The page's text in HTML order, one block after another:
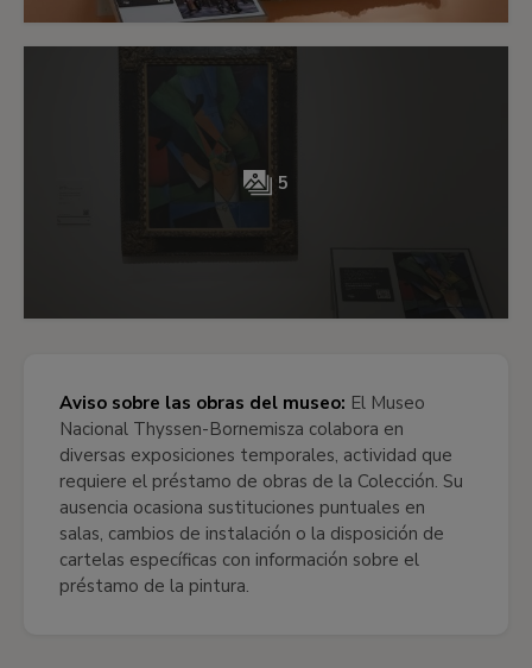
5
Aviso sobre las obras del museo: El Museo
Nacional Thyssen-Bornemisza colabora en
diversas exposiciones temporales, actividad que
requiere el préstamo de obras de la Colección. Su
ausencia ocasiona sustituciones puntuales en
salas, cambios de instalación o la disposición de
cartelas específicas con información sobre el
préstamo de la pintura.